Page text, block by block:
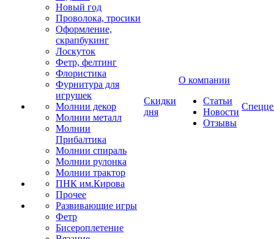
Новый год
Проволока, тросики
Оформление,
скрапбукинг
Лоскуток
Фетр, фелтинг
Флористика
Фурнитура для
игрушек
Молнии декор
Молнии металл
Молнии
Прибалтика
Молнии спираль
Молнии рулонка
Молнии трактор
ПНК им.Кирова
Прочее
Развивающие игры
Фетр
Бисероплетение
Скидки
дня
О компании
Статьи
Новости
Отзывы